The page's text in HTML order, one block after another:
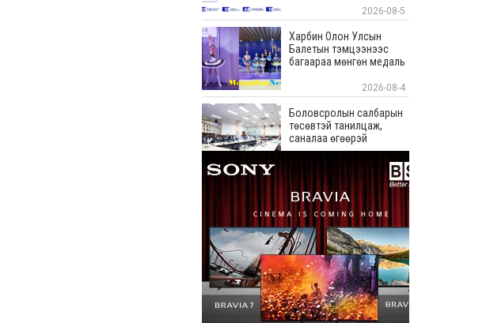
2026-08-5
Харбин Олон Улсын
Балетын тэмцээнээс
багаараа мөнгөн медаль
2026-08-4
Боловсролын салбарын
төсөвтэй танилцаж,
саналаа өгөөрэй
2026-08-4
С.Зоригийн хөшөөг
буцаан байрлууллаа
2026-08-3
Хөвсгөл аймгийн
Рэнчинлхүмбэ сумын 320
хүүхдийн суудалтай
сургуулийн барилгыг
дуусгахад шаардлагатай
2026-08-3